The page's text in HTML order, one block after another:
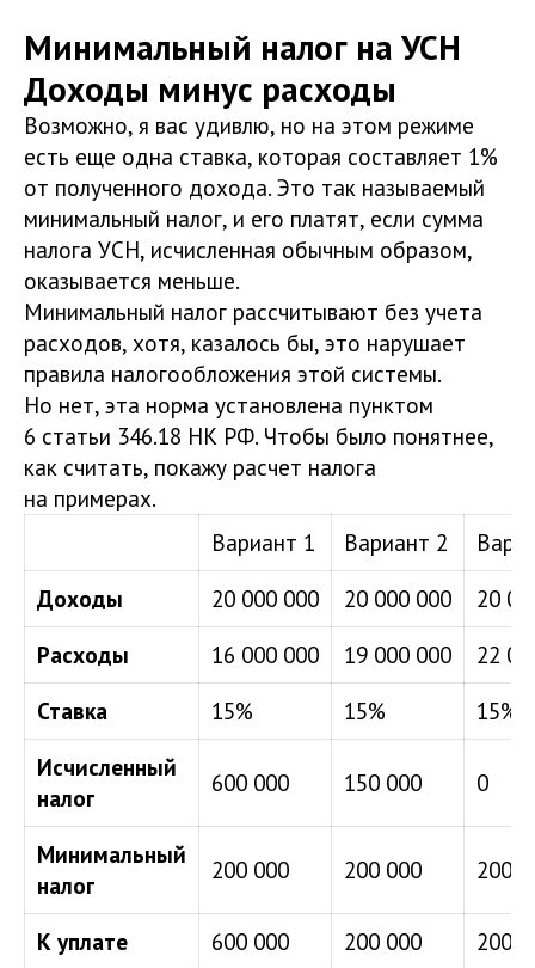
Минимальный налог на УСН
Доходы минус расходы
Возможно, я вас удивлю, но на этом режиме
есть еще одна ставка, которая составляет 1%
от полученного дохода. Это так называемый
минимальный налог, и его платят, если сумма
налога УСН, исчисленная обычным образом,
оказывается меньше.
Минимальный налог рассчитывают без учета
расходов, хотя, казалось бы, это нарушает
правила налогообложения этой системы.
Но нет, эта норма установлена пунктом
6 статьи 346.18 НК РФ. Чтобы было понятнее,
как считать, покажу расчет налога
на примерах.
Вариант 1
Вариант 2
Доходы
20 000 000 20 000 000
20
Расходы
16 000 000 19 000 000
22
Ставка
15% 15%
15%
Исчисленный
налог
600 000 150 000 0
Минимальный
налог
200 000 200 000 200
К уплате 600 000 200 000
200